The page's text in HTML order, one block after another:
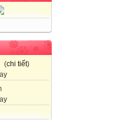
(chi tiết)